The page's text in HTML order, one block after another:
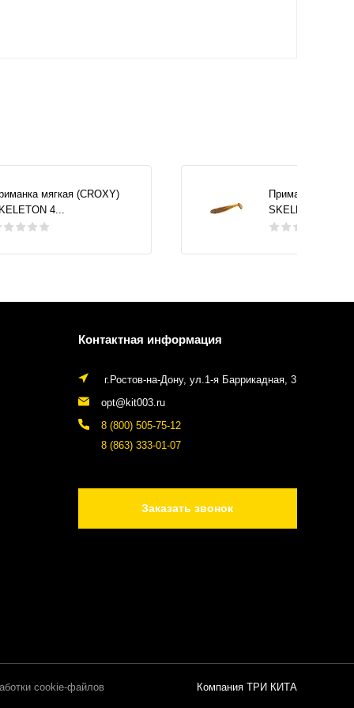
мягкая (CROXY)
4...
Приманка мягкая
SKELETON 4...
Контактная информация
г.Ростов-на-Дону, ул.1-я Баррикадная, 3
opt@kit003.ru
8 (800) 505-75-12
8 (863) 333-01-07
Заказать звонок
cookie-файлов Компания ТРИ КИТА